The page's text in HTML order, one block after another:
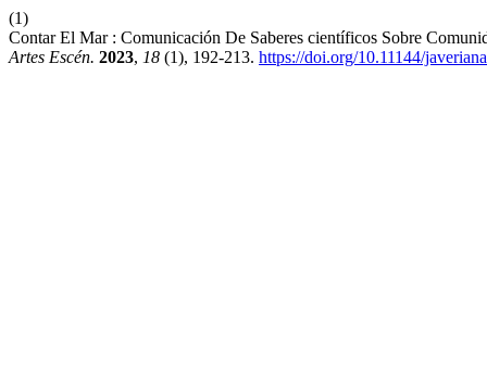
(1)
Contar El Mar : Comunicación De Saberes científicos Sobre
Artes Escén. 2023, 18 (1), 192-213. https://doi.org/10.11144/